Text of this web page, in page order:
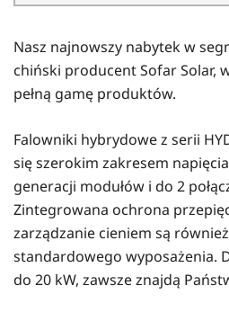
Nasz najnowszy nabytek w
chiński producent Sofar Solar,
pełną gamę produktów.
Falowniki hybrydowe z serii
się szerokim zakresem
generacji modułów i do 2
Zintegrowana ochrona
zarządzanie cieniem są
standardowego wyposażenia.
do 20 kW, zawsze znajdą